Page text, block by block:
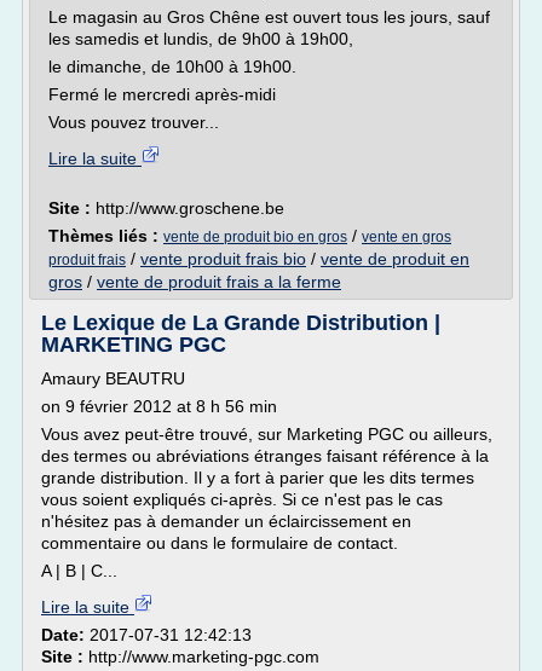
Le magasin au Gros Chêne est ouvert tous les jours, sauf
les samedis et lundis, de 9h00 à 19h00,
le dimanche, de 10h00 à 19h00.
Fermé le mercredi après-midi
Vous pouvez trouver...
Lire la suite
Site : http://www.groschene.be
Thèmes liés : vente de produit bio en gros / vente en gros
produit frais / vente produit frais bio / vente de produit en
gros / vente de produit frais a la ferme
Le Lexique de La Grande Distribution |
MARKETING PGC
Amaury BEAUTRU
on 9 février 2012 at 8 h 56 min
Vous avez peut-être trouvé, sur Marketing PGC ou ailleurs,
des termes ou abréviations étranges faisant référence à la
grande distribution. Il y a fort à parier que les dits termes
vous soient expliqués ci-après. Si ce n'est pas le cas
n'hésitez pas à demander un éclaircissement en
commentaire ou dans le formulaire de contact.
A | B | C...
Lire la suite
Date: 2017-07-31 12:42:13
Site : http://www.marketing-pgc.com